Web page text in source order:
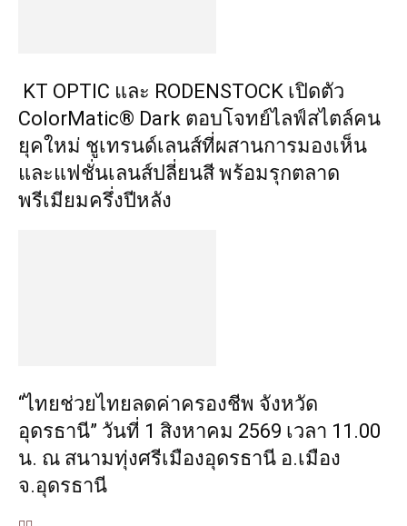
KT OPTIC และ RODENSTOCK เปิดตัว
ColorMatic® Dark ตอบโจทย์ไลฟ์สไตล์คน
ยุคใหม่ ชูเทรนด์เลนส์ที่ผสานการมองเห็น
และแฟชั่นเลนส์ปลี่ยนสี พร้อมรุกตลาด
พรีเมียมครึ่งปีหลัง
“ไทยช่วยไทยลดค่าครองชีพ จังหวัด
อุดรธานี” วันที่ 1 สิงหาคม 2569 เวลา 11.00
น. ณ สนามทุ่งศรีเมืองอุดรธานี อ.เมือง
จ.อุดรธานี